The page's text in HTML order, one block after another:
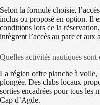
Selon la formule choisie,
inclus ou proposé en option. Il
conditions lors de la
intègrent l’accès au parc et aux
Quelles activités nautiques
La région offre planche à voile,
plongée. Des clubs locaux
sorties encadrées pour tous les
Cap d’Agde.